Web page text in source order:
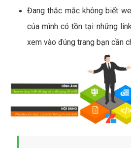
Đang thắc mắc không biết
của mình có tồn tại những
xem vào đúng trang bạn cần